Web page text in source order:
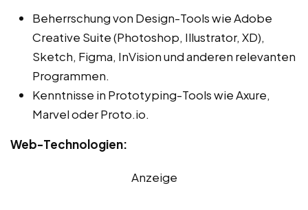
Beherrschung von Design-Tools wie Adobe
Creative Suite (Photoshop, Illustrator, XD),
Sketch, Figma, InVision und anderen relevanten
Programmen.
Kenntnisse in Prototyping-Tools wie Axure,
Marvel oder Proto.io.
Web-Technologien:
Anzeige